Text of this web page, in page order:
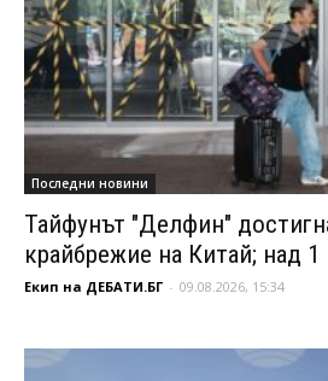
Последни новини
Тайфунът "Делфин"
крайбрежие на Китай; над
Екип на ДЕБАТИ.БГ - 09.08.2026, 15:34